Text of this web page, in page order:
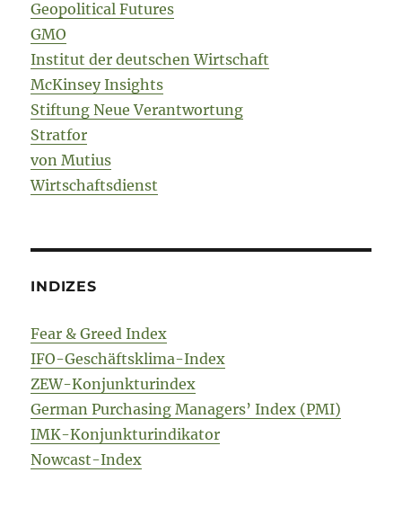
Geopolitical Futures
GMO
Institut der deutschen Wirtschaft
McKinsey Insights
Stiftung Neue Verantwortung
Stratfor
von Mutius
Wirtschaftsdienst
INDIZES
Fear & Greed Index
IFO-Geschäftsklima-Index
ZEW-Konjunkturindex
German Purchasing Managers’ Index (PMI)
IMK-Konjunkturindikator
Nowcast-Index